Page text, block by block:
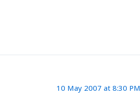
10 May 2007 at 8:30 PM